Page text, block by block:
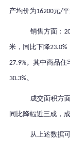
产均价为16200元/平
销售方面：
米，同比下降23.0%
27.9%。其中商品住
30.3%。
成交面积方
同比降幅近三成，
从上述数据